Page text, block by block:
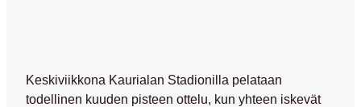
Keskiviikkona Kaurialan Stadionilla pelataan
todellinen kuuden pisteen ottelu, kun yhteen iskevät